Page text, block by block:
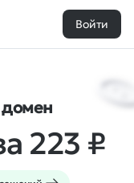
Войти
домен
223 ₽